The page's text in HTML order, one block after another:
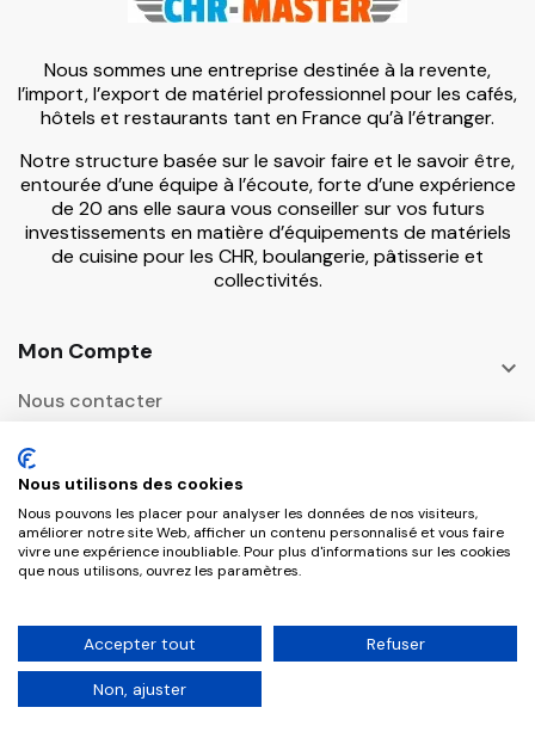
Nous sommes une entreprise destinée à la revente,
l’import, l’export de matériel professionnel pour les cafés,
hôtels et restaurants tant en France qu’à l’étranger.
Notre structure basée sur le savoir faire et le savoir être,
entourée d’une équipe à l’écoute, forte d’une expérience
de 20 ans elle saura vous conseiller sur vos futurs
investissements en matière d’équipements de matériels
de cuisine pour les CHR, boulangerie, pâtisserie et
collectivités.
Mon Compte

Nous contacter
Informations
Adresse Postale
Copyright © 2026 CHR Master Tous droits
Nous utilisons des cookies
Nous pouvons les placer pour analyser les données de nos visiteurs,
améliorer notre site Web, afficher un contenu personnalisé et vous faire
vivre une expérience inoubliable. Pour plus d'informations sur les cookies
que nous utilisons, ouvrez les paramètres.
Accepter tout Refuser
Non, ajuster